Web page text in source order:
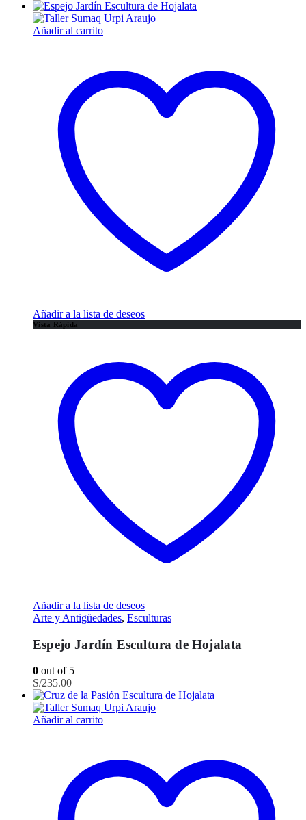
Añadir al carrito
Añadir a la lista de deseos
Vista Rápida
Añadir a la lista de deseos
Arte y Antigüedades, Esculturas
Espejo Jardín Escultura de Hojalata
0 out of 5
S/235.00
Añadir al carrito